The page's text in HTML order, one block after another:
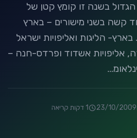
בשנה זו קומץ קטן של
קשה בשני מישורים – בארץ
בארץ- הליגות ואליפויות ישראל
אליפויות אשדוד ופרדס-חנה –
23/10/2009 1 דקות קריאה